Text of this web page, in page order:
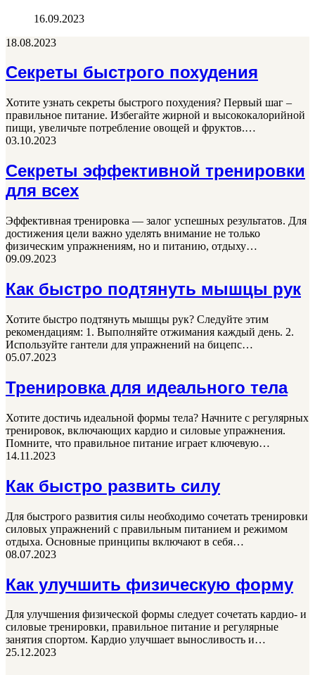
16.09.2023
18.08.2023
Секреты быстрого похудения
Хотите узнать секреты быстрого похудения? Первый шаг –
правильное питание. Избегайте жирной и высококалорийной
пищи, увеличьте потребление овощей и фруктов.…
03.10.2023
Секреты эффективной тренировки
для всех
Эффективная тренировка — залог успешных результатов. Для
достижения цели важно уделять внимание не только
физическим упражнениям, но и питанию, отдыху…
09.09.2023
Как быстро подтянуть мышцы рук
Хотите быстро подтянуть мышцы рук? Следуйте этим
рекомендациям: 1. Выполняйте отжимания каждый день. 2.
Используйте гантели для упражнений на бицепс…
05.07.2023
Тренировка для идеального тела
Хотите достичь идеальной формы тела? Начните с регулярных
тренировок, включающих кардио и силовые упражнения.
Помните, что правильное питание играет ключевую…
14.11.2023
Как быстро развить силу
Для быстрого развития силы необходимо сочетать тренировки
силовых упражнений с правильным питанием и режимом
отдыха. Основные принципы включают в себя…
08.07.2023
Как улучшить физическую форму
Для улучшения физической формы следует сочетать кардио- и
силовые тренировки, правильное питание и регулярные
занятия спортом. Кардио улучшает выносливость и…
25.12.2023